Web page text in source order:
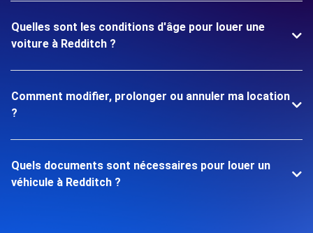
Quelles sont les conditions d'âge pour louer une
voiture à Redditch ?
Comment modifier, prolonger ou annuler ma location
?
Quels documents sont nécessaires pour louer un
véhicule à Redditch ?